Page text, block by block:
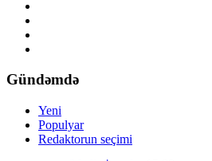
Gündəmdə
Yeni
Populyar
Redaktorun seçimi